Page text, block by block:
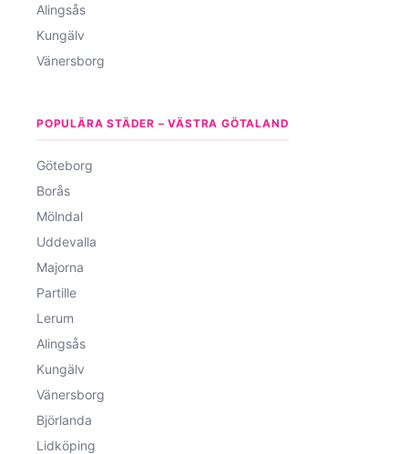
Alingsås
Kungälv
Vänersborg
POPULÄRA STÄDER – VÄSTRA GÖTALAND
Göteborg
Borås
Mölndal
Uddevalla
Majorna
Partille
Lerum
Alingsås
Kungälv
Vänersborg
Björlanda
Lidköping